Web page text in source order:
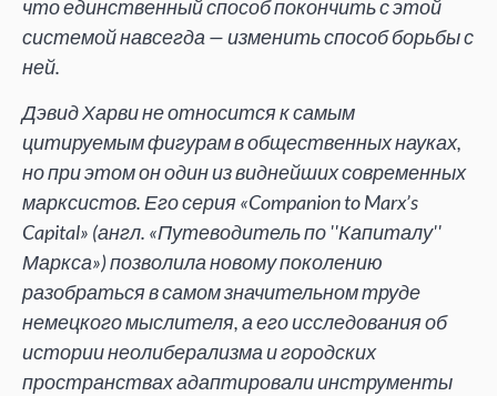
что единственный способ покончить с этой
системой навсегда — изменить способ борьбы с
ней.
Дэвид Харви не относится к самым
цитируемым фигурам в общественных науках,
но при этом он один из виднейших современных
марксистов. Его серия «Companion to Marx’s
Capital» (англ. «Путеводитель по ''Капиталу''
Маркса») позволила новому поколению
разобраться в самом значительном труде
немецкого мыслителя, а его исследования об
истории неолиберализма и городских
пространствах адаптировали инструменты